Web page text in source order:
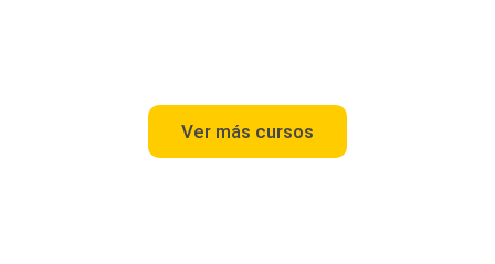
Ver más cursos